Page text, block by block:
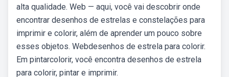
alta qualidade. Web — aqui, você vai descobrir onde
encontrar desenhos de estrelas e constelações para
imprimir e colorir, além de aprender um pouco sobre
esses objetos. Webdesenhos de estrela para colorir.
Em pintarcolorir, você encontra desenhos de estrela
para colorir, pintar e imprimir.